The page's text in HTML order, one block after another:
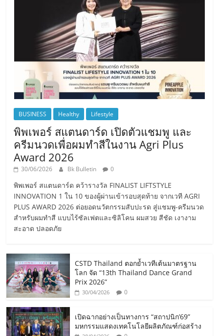
BUSINESS Healthy Lifestyle
พิพเพอร์ สแตนดาร์ด เปิดตัวแชมพู และ
ครีมนวดเพื่อผมทำสีในงาน Agri Plus
Award 2026
30/06/2026 Bk Bulletin 0
พิพเพอร์ สแตนดาร์ด คว้ารางวัล FINALIST LIFTSTYLE
INNOVATION 1 ใน 10 ของผู้ผ่านเข้ารอบสุดท้าย จากเวที AGRI
PLUS AWARD 2026 ต่อยอดนวัตกรรมสับปะรด สู่แชมพู-ครีมนวด
สำหรับผมทำสี แบบไร้ซัลเฟตและซิลิโคน ผมสวย สีชัด เงางาม
สะอาด ปลอดภัย
CSTD Thailand ตอกย้ำเวทีเต้นมาตรฐาน
โลก จัด “13th Thailand Dance Grand
Prix 2026”
30/04/2026 0
เปิดฉากอย่างเป็นทางการ “สถาปนิก’69”
มหกรรมแสดงเทคโนโลยีผลิตภัณฑ์ก่อสร้าง